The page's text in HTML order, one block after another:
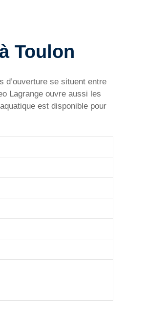
Toulon
d’ouverture se situent entre
Lagrange ouvre aussi les
est disponible pour